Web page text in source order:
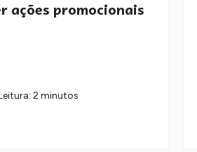
ações promocionais
2 minutos